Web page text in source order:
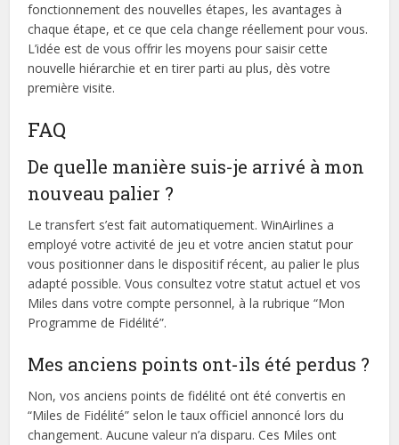
fonctionnement des nouvelles étapes, les avantages à
chaque étape, et ce que cela change réellement pour vous.
L’idée est de vous offrir les moyens pour saisir cette
nouvelle hiérarchie et en tirer parti au plus, dès votre
première visite.
FAQ
De quelle manière suis-je arrivé à mon
nouveau palier ?
Le transfert s’est fait automatiquement. WinAirlines a
employé votre activité de jeu et votre ancien statut pour
vous positionner dans le dispositif récent, au palier le plus
adapté possible. Vous consultez votre statut actuel et vos
Miles dans votre compte personnel, à la rubrique “Mon
Programme de Fidélité”.
Mes anciens points ont-ils été perdus ?
Non, vos anciens points de fidélité ont été convertis en
“Miles de Fidélité” selon le taux officiel annoncé lors du
changement. Aucune valeur n’a disparu. Ces Miles ont